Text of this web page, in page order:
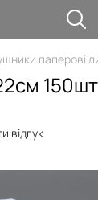
паперові
відгук